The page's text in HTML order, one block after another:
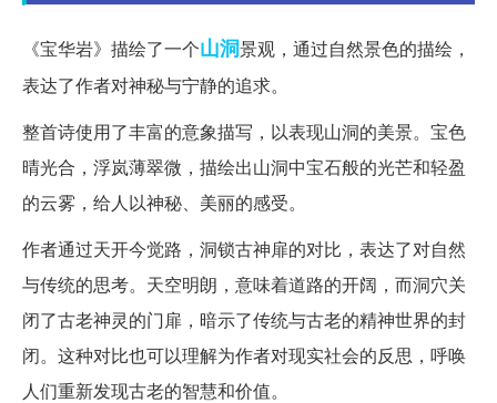
《宝华岩》描绘了一个山洞景观，通过自然景色的描绘，
表达了作者对神秘与宁静的追求。
整首诗使用了丰富的意象描写，以表现山洞的美景。宝色
晴光合，浮岚薄翠微，描绘出山洞中宝石般的光芒和轻盈
的云雾，给人以神秘、美丽的感受。
作者通过天开今觉路，洞锁古神扉的对比，表达了对自然
与传统的思考。天空明朗，意味着道路的开阔，而洞穴关
闭了古老神灵的门扉，暗示了传统与古老的精神世界的封
闭。这种对比也可以理解为作者对现实社会的反思，呼唤
人们重新发现古老的智慧和价值。